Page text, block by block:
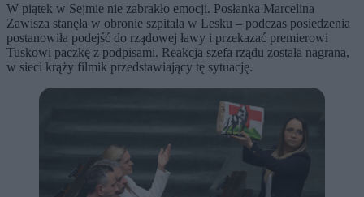
W piątek w Sejmie nie zabrakło emocji. Posłanka Marcelina
Zawisza stanęła w obronie szpitala w Lesku – podczas posiedzenia
postanowiła podejść do rządowej ławy i przekazać premierowi
Tuskowi paczkę z podpisami. Reakcja szefa rządu została nagrana,
w sieci krąży filmik przedstawiający tę sytuację.